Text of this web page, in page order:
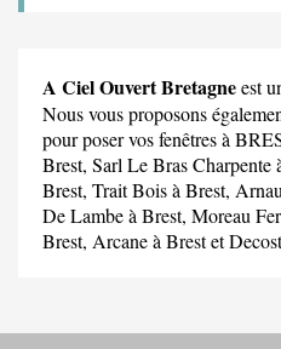
A Ciel Ouvert Bretagneest
Nous vous proposons
pour poser vos fenêtres à
Brest, Sarl Le Bras Charpente
Brest, Trait Boisà Brest,
De Lambeà Brest, Moreau
Brest, Arcaneà Brest et